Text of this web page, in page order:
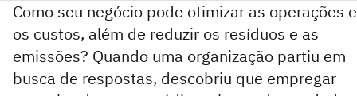
Como seu negócio pode otimizar as operações e
os custos, além de reduzir os resíduos e as
emissões? Quando uma organização partiu em
busca de respostas, descobriu que empregar